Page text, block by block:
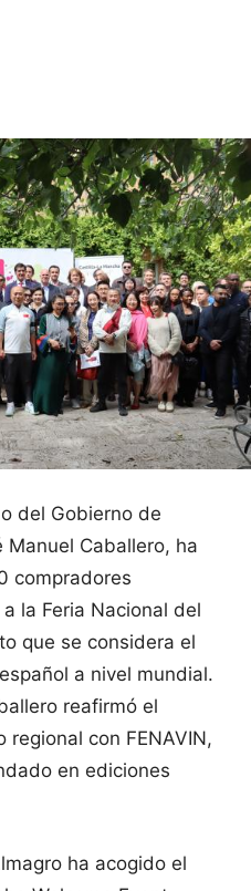
del Gobierno de
Caballero, ha
compradores
la Feria Nacional del
que se considera el
a nivel mundial.
reafirmó el
regional con FENAVIN,
en ediciones
ha acogido el